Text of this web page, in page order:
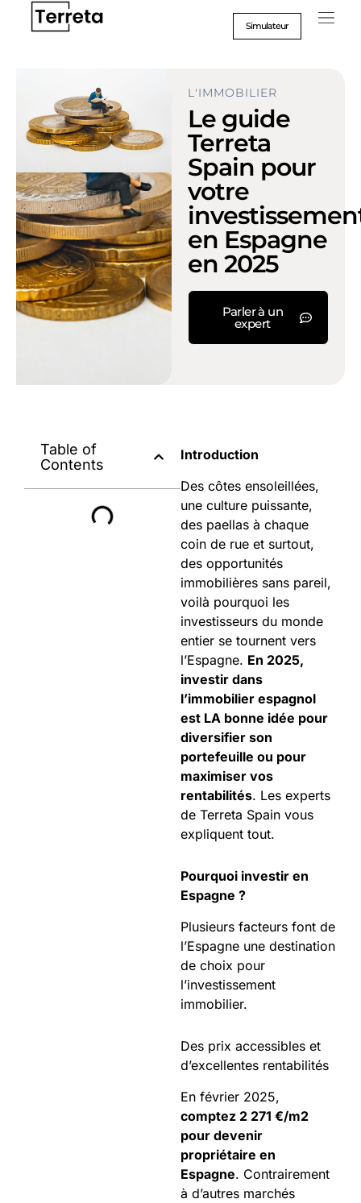
Simulateur
L'IMMOBILIER
Le guide
Terreta
Spain pour
votre
en Espagne
en 2025
Parler à un
expert
Table of
Contents
Introduction
Des côtes ensoleillées,
une culture puissante,
des paellas à chaque
coin de rue et surtout,
des opportunités
immobilières sans pareil,
voilà pourquoi les
investisseurs du monde
entier se tournent vers
l’Espagne. En 2025,
investir dans
l’immobilier espagnol
est LA bonne idée pour
diversifier son
portefeuille ou pour
maximiser vos
rentabilités. Les experts
de Terreta Spain vous
expliquent tout.
Pourquoi investir en
Espagne ?
Plusieurs facteurs font de
l’Espagne une destination
de choix pour
l’investissement
immobilier.
Des prix accessibles et
d’excellentes rentabilités
En février 2025,
comptez 2 271 €/m2
pour devenir
propriétaire en
Espagne. Contrairement
à d’autres marchés